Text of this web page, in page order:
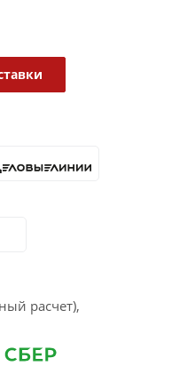
расчет),